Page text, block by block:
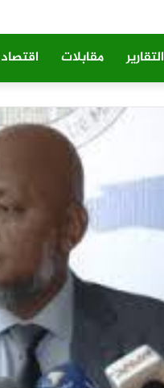
التقارير مقابلات اقتصاد